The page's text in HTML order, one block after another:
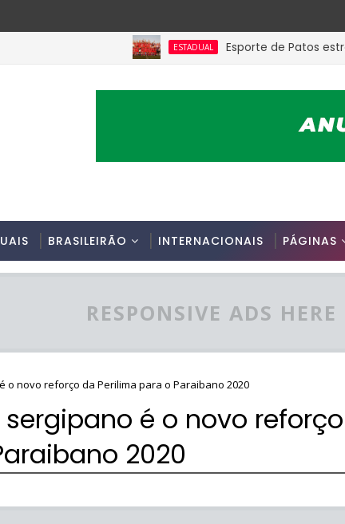
ESTADUAL Esporte de Patos estreia
BRASILEIRÃO INTERNACIONAIS PÁGINAS
RESPONSIVE ADS HERE
o novo reforço da Perilima para o Paraibano 2020
é o novo reforço
2020